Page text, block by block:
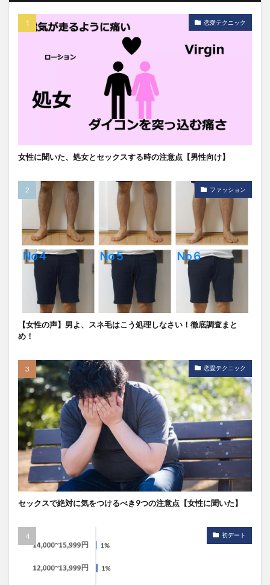
恋愛テクニック
女性に聞いた、処女とセックスする時の注意点【男性向け】
ファッション
【女性の声】男よ、スネ毛はこう処理しなさい！徹底調査まと
め！
恋愛テクニック
セックスで絶対に気をつけるべき9つの注意点【女性に聞いた】
初デート